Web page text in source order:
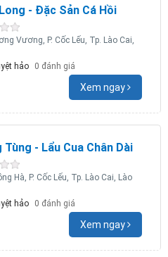
- Đặc Sản Cá Hồi
Vương, P. Cốc Lếu, Tp. Lào Cai,
hảo
0 đánh giá
Xem ngay
Tùng - Lẩu Cua Chân Dài
Hà, P. Cốc Lếu, Tp. Lào Cai, Lào
hảo
0 đánh giá
Xem ngay